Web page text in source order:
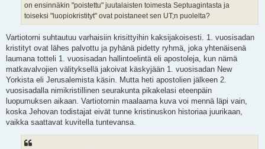
on ensinnäkin "poistettu" juutalaisten toimesta Septuagintasta ja
toiseksi "luopiokristityt" ovat poistaneet sen UT;n puolelta?
Vartiotorni suhtautuu varhaisiin krisittyihin kaksijakoisesti. 1. vuosisadan
kristityt ovat lähes palvottu ja pyhänä pidetty ryhmä, joka yhtenäisenä
laumana totteli 1. vuosisadan hallintoelintä eli apostoleja, kun nämä
matkavalvojien välityksellä jakoivat käskyjään 1. vuosisadan New
Yorkista eli Jerusalemista käsin. Mutta heti apostolien jälkeen 2.
vuosisadalla nimikristillinen seurakunta pikakelasi eteenpäin
luopumuksen aikaan. Vartiotornin maalaama kuva voi mennä läpi vain,
koska Jehovan todistajat eivät tunne kristinuskon historiaa juurikaan,
vaikka saattavat kuvitella tuntevansa.